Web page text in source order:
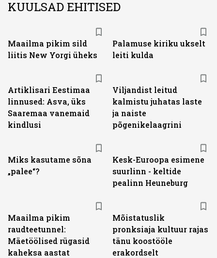
KUULSAD EHITISED
Maailma pikim sild
liitis New Yorgi üheks
Palamuse kiriku ukselt
leiti kulda
Artiklisari Eestimaa
linnused: Asva, üks
Saaremaa vanemaid
kindlusi
Viljandist leitud
kalmistu juhatas laste
ja naiste
põgenikelaagrini
Miks kasutame sõna
„palee“?
Kesk-Euroopa esimene
suurlinn - keltide
pealinn Heuneburg
Maailma pikim
raudteetunnel:
Mäetöölised rügasid
kaheksa aastat
Mõistatuslik
pronksiaja kultuur rajas
tänu koostööle
erakordselt